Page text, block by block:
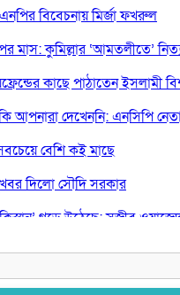
বিবেচনায় মির্জা ফখরুল
মাস: কুমিল্লার ‘আমতলীতে’
কাছে পাঠাতেন ইসলামী
আপনারা দেখেননি: এনসিপি
বেশি কই মাছে
দিলো সৌদি সরকার
গড়ে উঠেছে: সজীব
বিস্ফোরণ